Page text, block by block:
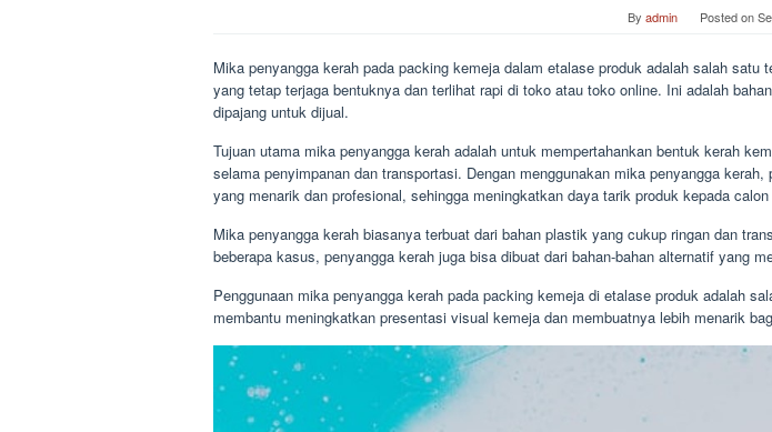
By admin Posted on
Mika penyangga kerah pada packing kemeja dalam etalase produk adalah salah
yang tetap terjaga bentuknya dan terlihat rapi di toko atau toko online. Ini adalah
dipajang untuk dijual.
Tujuan utama mika penyangga kerah adalah untuk mempertahankan bentuk kerah
selama penyimpanan dan transportasi. Dengan menggunakan mika penyangga
yang menarik dan profesional, sehingga meningkatkan daya tarik produk kepada
Mika penyangga kerah biasanya terbuat dari bahan plastik yang cukup ringan dan
beberapa kasus, penyangga kerah juga bisa dibuat dari bahan-bahan alternatif yang
Penggunaan mika penyangga kerah pada packing kemeja di etalase produk adalah
membantu meningkatkan presentasi visual kemeja dan membuatnya lebih menarik